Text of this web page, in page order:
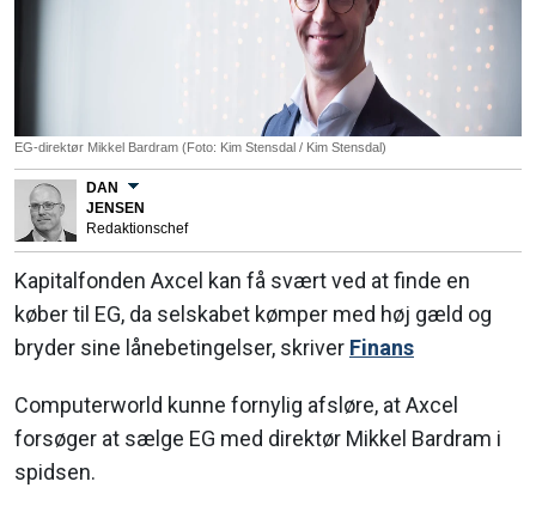
EG-direktør Mikkel Bardram (Foto: Kim Stensdal / Kim Stensdal)
DAN
JENSEN
Redaktionschef
Kapitalfonden Axcel kan få svært ved at finde en
køber til EG, da selskabet kømper med høj gæld og
bryder sine lånebetingelser, skriver Finans
Computerworld kunne fornylig afsløre, at Axcel
forsøger at sælge EG med direktør Mikkel Bardram i
spidsen.